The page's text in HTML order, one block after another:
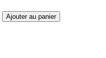
Ajouter au panier